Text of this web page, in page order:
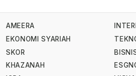
AMEERA
EKONOMI SYARIAH
SKOR
KHAZANAH